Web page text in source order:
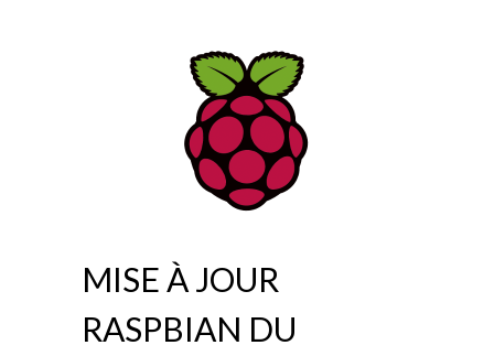
MISE À JOUR
RASPBIAN DU